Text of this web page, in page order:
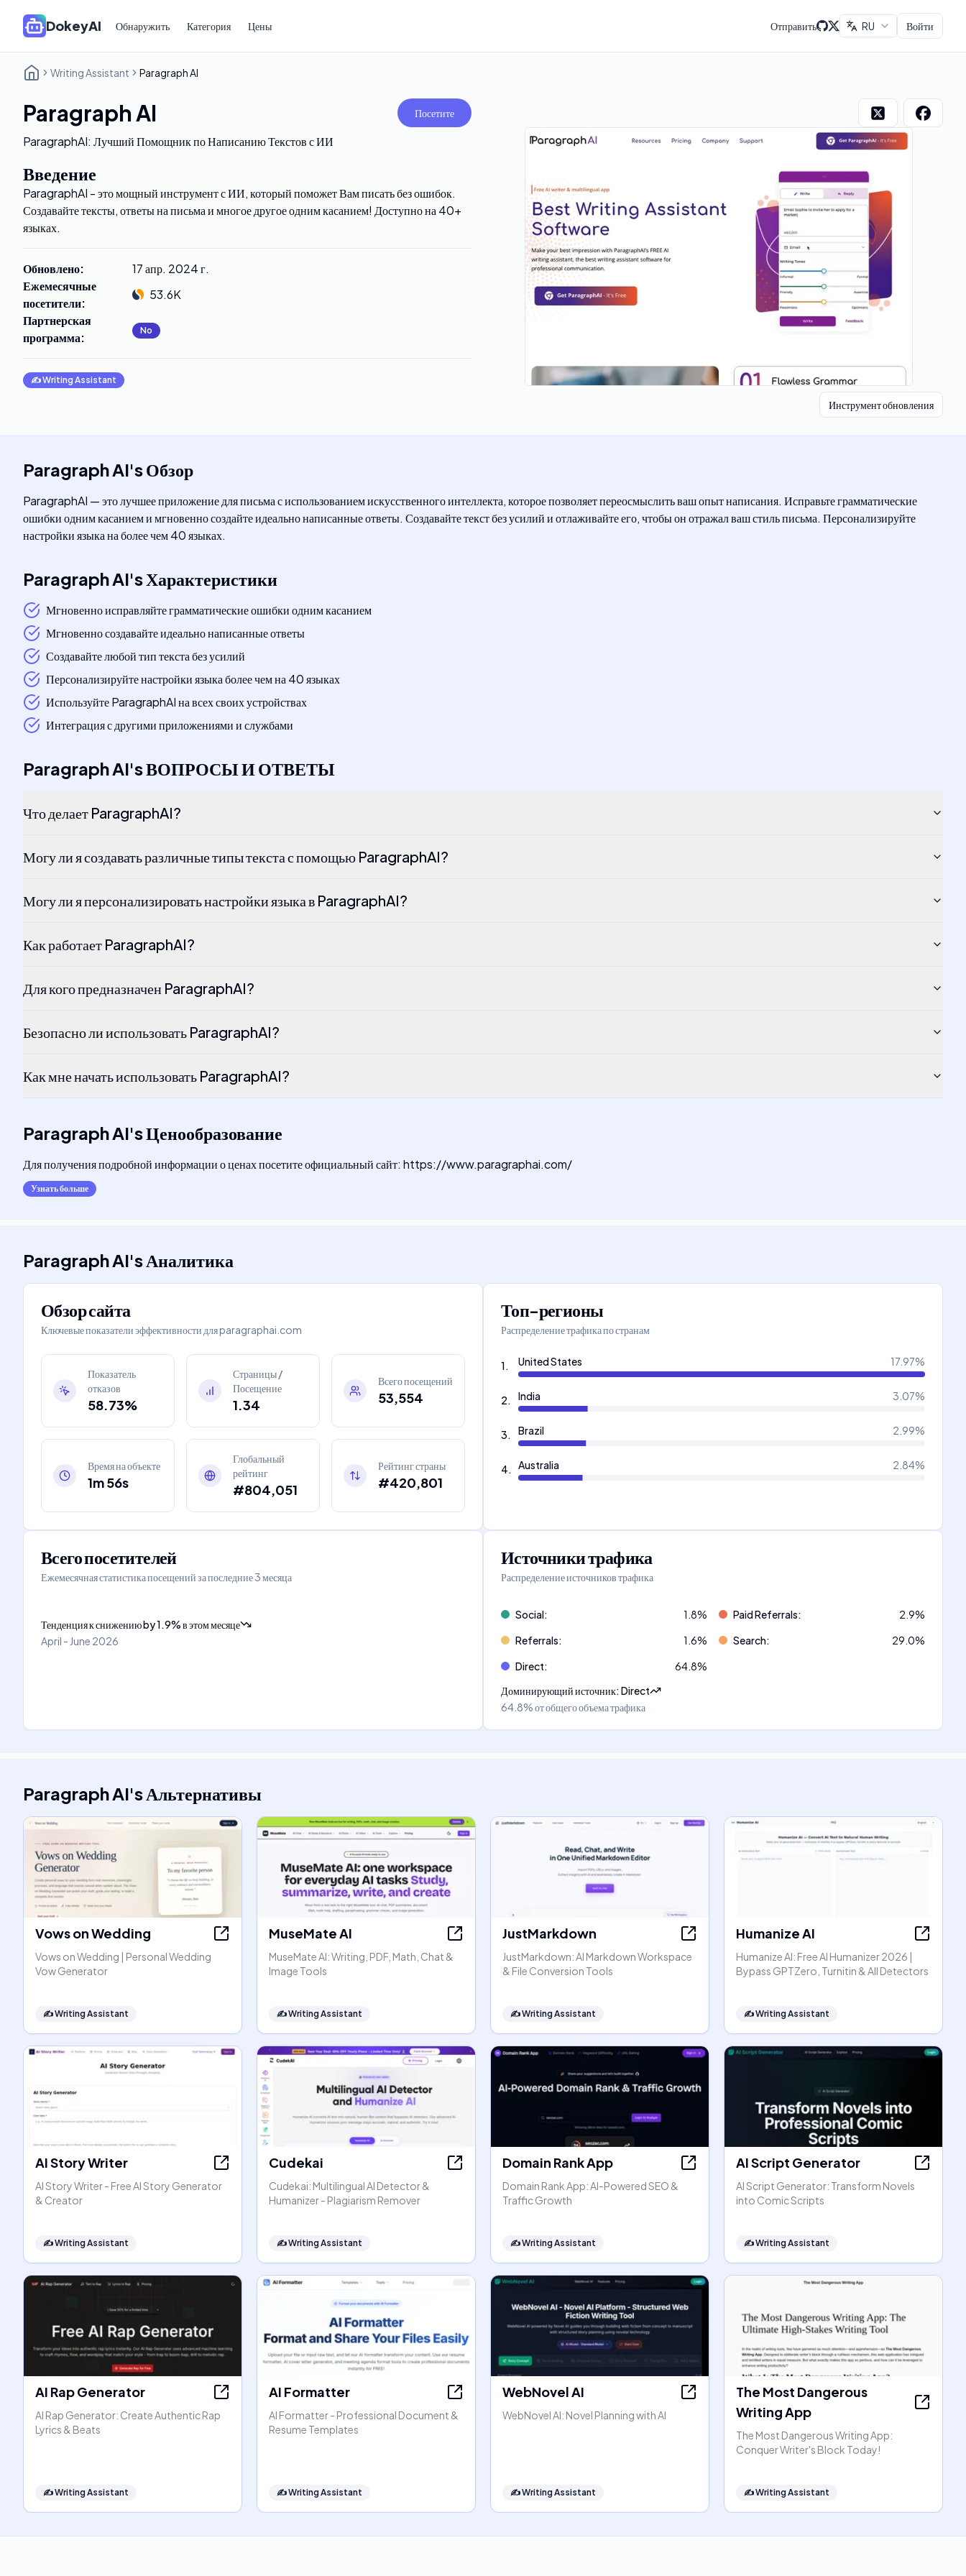
DokeyAI Обнаружить Категория Цены Отправить RU Войти
Writing Assistant Paragraph AI
Paragraph AI Посетите
ParagraphAI: Лучший Помощник по Написанию Текстов с ИИ
Введение
ParagraphAI - это мощный инструмент с ИИ, который поможет Вам писать без ошибок.
Создавайте тексты, ответы на письма и многое другое одним касанием! Доступно на 40+
языках.
Обновлено:
17 апр. 2024 г.
Ежемесячные
посетители:
53.6K
Партнерская
программа: No
✍️Writing Assistant
Инструмент обновления
Paragraph AI'sОбзор
ParagraphAI — это лучшее приложение для письма с использованием искусственного интеллекта, которое позволяет переосмыслить ваш опыт написания. Исправьте грамматические
ошибки одним касанием и мгновенно создайте идеально написанные ответы. Создавайте текст без усилий и отлаживайте его, чтобы он отражал ваш стиль письма. Персонализируйте
настройки языка на более чем 40 языках.
Paragraph AI'sХарактеристики
Мгновенно исправляйте грамматические ошибки одним касанием
Мгновенно создавайте идеально написанные ответы
Создавайте любой тип текста без усилий
Персонализируйте настройки языка более чем на 40 языках
Используйте ParagraphAI на всех своих устройствах
Интеграция с другими приложениями и службами
Paragraph AI'sВОПРОСЫ И ОТВЕТЫ
Что делает ParagraphAI?
Могу ли я создавать различные типы текста с помощью ParagraphAI?
Могу ли я персонализировать настройки языка в ParagraphAI?
Как работает ParagraphAI?
Для кого предназначен ParagraphAI?
Безопасно ли использовать ParagraphAI?
Как мне начать использовать ParagraphAI?
Paragraph AI'sЦенообразование
Для получения подробной информации о ценах посетите официальный сайт: https://www.paragraphai.com/
Узнать больше
Paragraph AI'sАналитика
Обзор сайта
Ключевые показатели эффективности дляparagraphai.com
Показатель
отказов
58.73%
Страницы /
Посещение
1.34
Всего посещений
53,554
Время на объекте
1m 56s
Глобальный
рейтинг
#804,051
Рейтинг страны
#420,801
Топ-регионы
Распределение трафика по странам
1. United States 17.97%
2. India 3.07%
3. Brazil 2.99%
4. Australia 2.84%
Всего посетителей
Ежемесячная статистика посещений за последние 3 месяца
Тенденция к снижениюby1.9%в этом месяце
April - June 2026
Источники трафика
Распределение источников трафика
Social: 1.8% Paid Referrals: 2.9%
Referrals: 1.6% Search: 29.0%
Direct: 64.8%
Доминирующий источник:Direct
64.8%от общего объема трафика
Paragraph AI'sАльтернативы
Vows on Wedding
Vows on Wedding | Personal Wedding
Vow Generator
✍️Writing Assistant
MuseMate AI
MuseMate AI: Writing, PDF, Math, Chat &
Image Tools
✍️Writing Assistant
JustMarkdown
JustMarkdown: AI Markdown Workspace
& File Conversion Tools
✍️Writing Assistant
Humanize AI
Humanize AI: Free AI Humanizer 2026 |
Bypass GPTZero, Turnitin & All Detectors
✍️Writing Assistant
AI Story Writer
AI Story Writer - Free AI Story Generator
& Creator
✍️Writing Assistant
Cudekai
Cudekai: Multilingual AI Detector &
Humanizer - Plagiarism Remover
✍️Writing Assistant
Domain Rank App
Domain Rank App: AI-Powered SEO &
Traffic Growth
✍️Writing Assistant
AI Script Generator
AI Script Generator: Transform Novels
into Comic Scripts
✍️Writing Assistant
AI Rap Generator
AI Rap Generator: Create Authentic Rap
Lyrics & Beats
✍️Writing Assistant
AI Formatter
AI Formatter - Professional Document &
Resume Templates
✍️Writing Assistant
WebNovel AI
WebNovel AI: Novel Planning with AI
✍️Writing Assistant
The Most Dangerous
Writing App
The Most Dangerous Writing App:
Conquer Writer's Block Today!
✍️Writing Assistant